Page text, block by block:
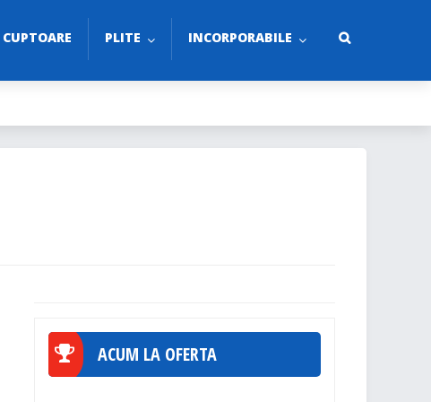
CUPTOARE PLITE INCORPORABILE
ACUM LA OFERTA